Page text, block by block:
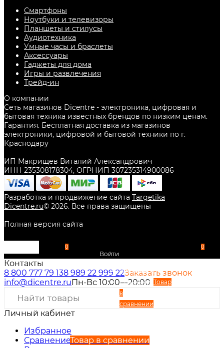
Смартфоны
Ноутбуки и телевизоры
Планшеты и стилусы
Аудиотехника
Умные часы и браслеты
Аксессуары
Гаджеты для дома
Игры и развлечения
Трейд-ин
О компании
Сеть магазинов Dicentre - электроника, цифровая и
бытовая техника известных брендов по низким ценам.
Гарантия. Бесплатная доставка из магазинов
электроники, цифровой и бытовой техники по г.
Краснодару
ИП Макрищев Виталий Александрович
ИНН 235308178304, ОГРНИП 307235314900086
Разработка и продвижение сайта Targetika
Dicentre.ru© 2026. Все права защищены
Полная версия сайта
0
Войти
Избранное
Сравнение Товар
в
сравнении
0
Контакты
8 800 777 79 138 989 22 999 22Заказать звонок
info@dicentre.ru Пн-Вс 10:00—20:00
Личный кабинет
Избранное
СравнениеТовар в сравнении